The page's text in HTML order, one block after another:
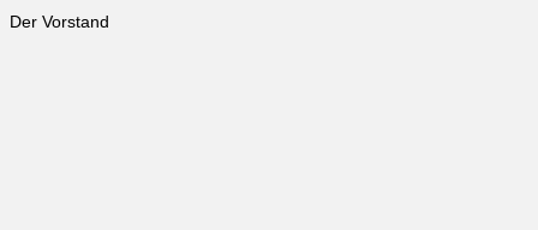
Der Vorstand